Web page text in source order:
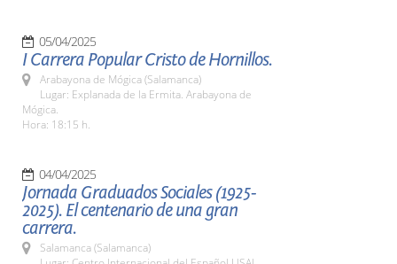
05/04/2025
I Carrera Popular Cristo de Hornillos.
Arabayona de Mógica (Salamanca)
Lugar: Explanada de la Ermita. Arabayona de
Mógica.
Hora: 18:15 h.
04/04/2025
Jornada Graduados Sociales (1925-
2025). El centenario de una gran
carrera.
Salamanca (Salamanca)